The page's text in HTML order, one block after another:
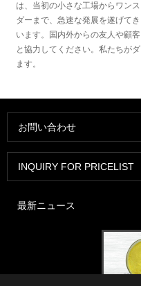
は、当初の小さな工場からワン
ダーまで、急速な発展を遂げて
います。国内外からの友人や顧
と協力してください。私たちが
ます。
お問い合わせ
INQUIRY FOR PRICELIST
最新ニュース